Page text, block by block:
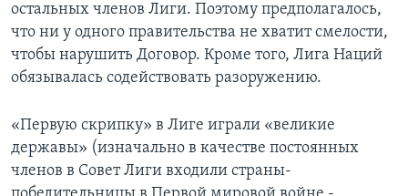
остальных членов Лиги. Поэтому предполагалось,
что ни у одного правительства не хватит смелости,
чтобы нарушить Договор. Кроме того, Лига Наций
обязывалась содействовать разоружению.
«Первую скрипку» в Лиге играли «великие
державы» (изначально в качестве постоянных
членов в Совет Лиги входили страны-